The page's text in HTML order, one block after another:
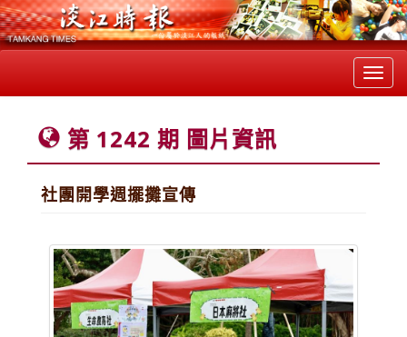
第 1242 期 圖片資訊
社團開學週擺攤宣傳